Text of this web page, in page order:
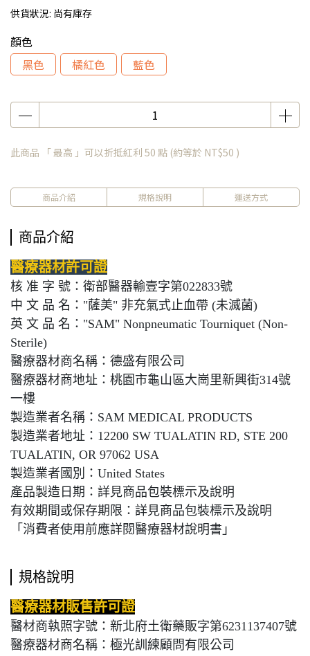
供貨狀況: 尚有庫存
顏色
黑色
橘紅色 藍色
此商品 「 最高 」可以折抵紅利 50 點 (約等於 NT$50 )
商品介紹 規格說明 運送方式
商品介紹
醫療器材許可證
核 准 字 號：衛部醫器輸壹字第022833號
中 文 品 名："薩美" 非充氣式止血帶 (未滅菌)
英 文 品 名："SAM" Nonpneumatic Tourniquet (Non-
Sterile)
醫療器材商名稱：德盛有限公司
醫療器材商地址：桃園市龜山區大崗里新興街314號
一樓
製造業者名稱：SAM MEDICAL PRODUCTS
製造業者地址：12200 SW TUALATIN RD, STE 200
TUALATIN, OR 97062 USA
製造業者國別：United States
產品製造日期：詳見商品包裝標示及說明
有效期間或保存期限：詳見商品包裝標示及說明
「消費者使用前應詳閱醫療器材說明書」
規格說明
醫療器材販售許可證
醫材商執照字號：新北府土衛藥販字第6231137407號
醫療器材商名稱：極光訓練顧問有限公司